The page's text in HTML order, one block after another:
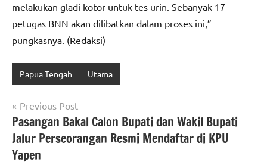
melakukan gladi kotor untuk tes urin. Sebanyak 17
petugas BNN akan dilibatkan dalam proses ini,”
pungkasnya. (Redaksi)
Papua Tengah Utama
Navigasi
pos
Previous Post
Pasangan Bakal Calon Bupati dan Wakil Bupati
Jalur Perseorangan Resmi Mendaftar di KPU
Yapen